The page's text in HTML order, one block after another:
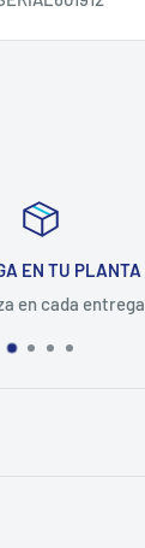
EN TU PLANTA
en cada entrega